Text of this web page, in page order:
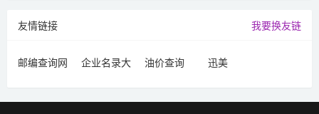
友情链接 我要换友链
邮编查询网
企业名录大
油价查询 迅美